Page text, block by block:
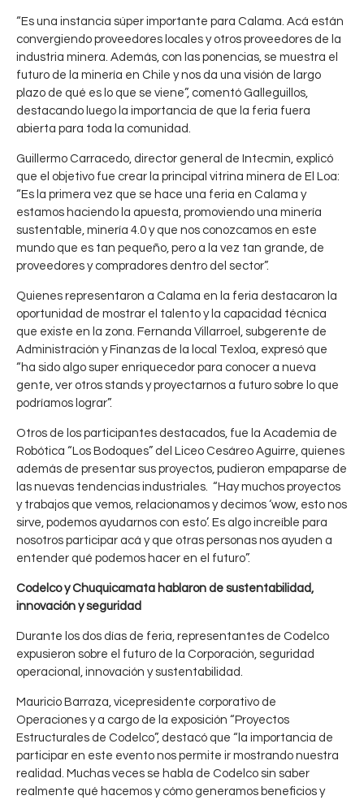
“Es una instancia súper importante para Calama. Acá están
convergiendo proveedores locales y otros proveedores de la
industria minera. Además, con las ponencias, se muestra el
futuro de la minería en Chile y nos da una visión de largo
plazo de qué es lo que se viene”, comentó Galleguillos,
destacando luego la importancia de que la feria fuera
abierta para toda la comunidad.
Guillermo Carracedo, director general de Intecmin, explicó
que el objetivo fue crear la principal vitrina minera de El Loa:
“Es la primera vez que se hace una feria en Calama y
estamos haciendo la apuesta, promoviendo una minería
sustentable, minería 4.0 y que nos conozcamos en este
mundo que es tan pequeño, pero a la vez tan grande, de
proveedores y compradores dentro del sector”.
Quienes representaron a Calama en la feria destacaron la
oportunidad de mostrar el talento y la capacidad técnica
que existe en la zona. Fernanda Villarroel, subgerente de
Administración y Finanzas de la local Texloa, expresó que
“ha sido algo super enriquecedor para conocer a nueva
gente, ver otros stands y proyectarnos a futuro sobre lo que
podríamos lograr”.
Otros de los participantes destacados, fue la Academia de
Robótica “Los Bodoques” del Liceo Cesáreo Aguirre, quienes
además de presentar sus proyectos, pudieron empaparse de
las nuevas tendencias industriales. “Hay muchos proyectos
y trabajos que vemos, relacionamos y decimos ‘wow, esto nos
sirve, podemos ayudarnos con esto’. Es algo increíble para
nosotros participar acá y que otras personas nos ayuden a
entender qué podemos hacer en el futuro”.
Codelco y Chuquicamata hablaron de sustentabilidad,
innovación y seguridad
Durante los dos días de feria, representantes de Codelco
expusieron sobre el futuro de la Corporación, seguridad
operacional, innovación y sustentabilidad.
Mauricio Barraza, vicepresidente corporativo de
Operaciones y a cargo de la exposición “Proyectos
Estructurales de Codelco”, destacó que “la importancia de
participar en este evento nos permite ir mostrando nuestra
realidad. Muchas veces se habla de Codelco sin saber
realmente qué hacemos y cómo generamos beneficios y